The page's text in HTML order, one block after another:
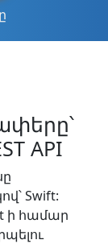
API
Swift:
ի համար